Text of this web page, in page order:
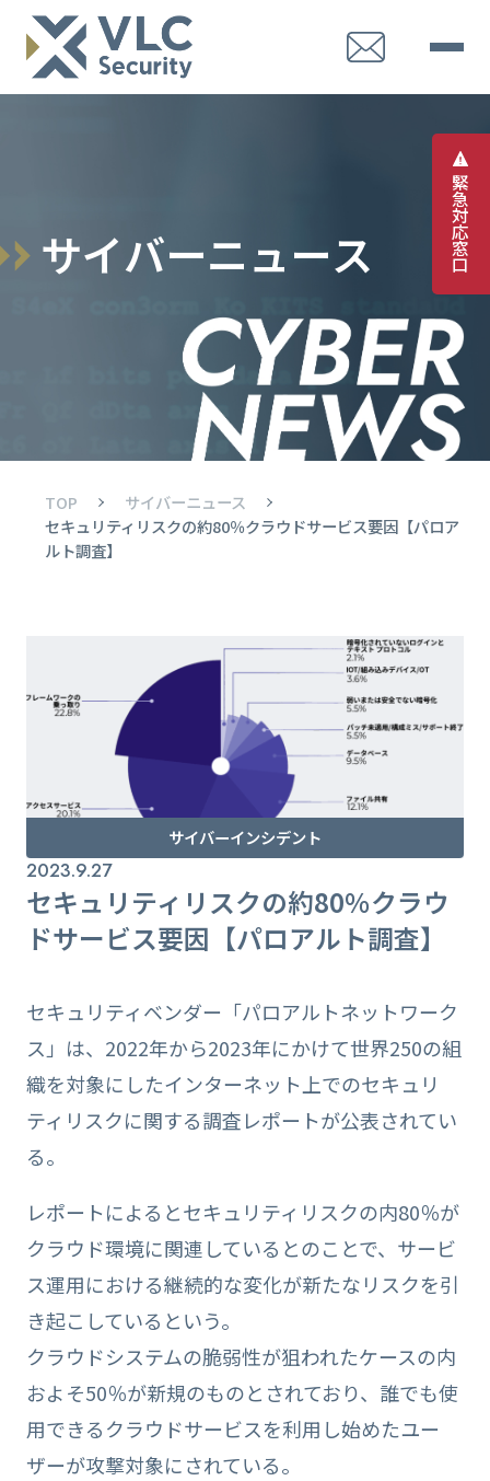
緊
急
対
応
窓
口
サイバーニュース
TOP
サイバーニュース
セキュリティリスクの約80％クラウドサービス要因【パロア
ルト調査】
サイバーインシデント
2023.9.27
セキュリティリスクの約80％クラウ
ドサービス要因【パロアルト調査】
セキュリティベンダー「パロアルトネットワーク
ス」は、2022年から2023年にかけて世界250の組
織を対象にしたインターネット上でのセキュリ
ティリスクに関する調査レポートが公表されてい
る。
レポートによるとセキュリティリスクの内80％が
クラウド環境に関連しているとのことで、サービ
ス運用における継続的な変化が新たなリスクを引
き起こしているという。
クラウドシステムの脆弱性が狙われたケースの内
およそ50％が新規のものとされており、誰でも使
用できるクラウドサービスを利用し始めたユー
ザーが攻撃対象にされている。